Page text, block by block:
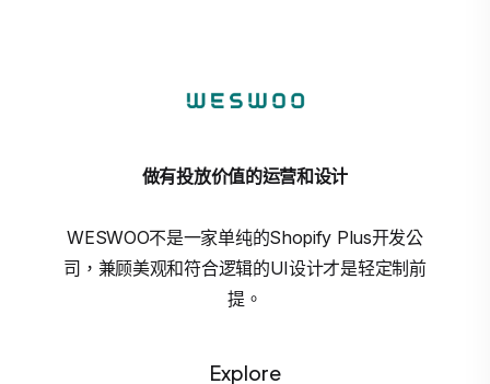
做有投放价值的运营和设计
WESWOO不是一家单纯的Shopify Plus开发公
司，兼顾美观和符合逻辑的UI设计才是轻定制前
提。
Explore